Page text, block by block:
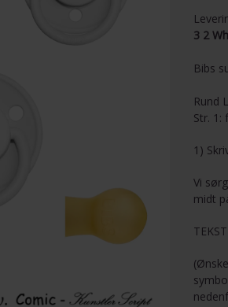
3 2
Bibs
Rund
Str. 1:
1)
Vi
midt